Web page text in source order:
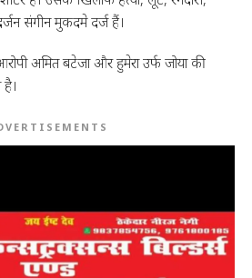
संगीन मुकदमे दर्ज हैं।
अमित बटेजा और हुमेरा उर्फ जोया की